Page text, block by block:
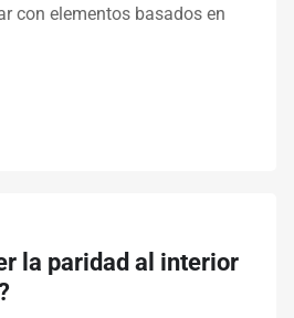
con elementos basados en
la paridad al interior